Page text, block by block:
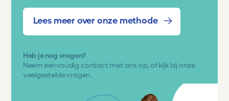
Lees meer over onze methode
Heb je nog vragen?
Neem eenvoudig contact met ons op, of kijk bij onze
veelgestelde vragen.